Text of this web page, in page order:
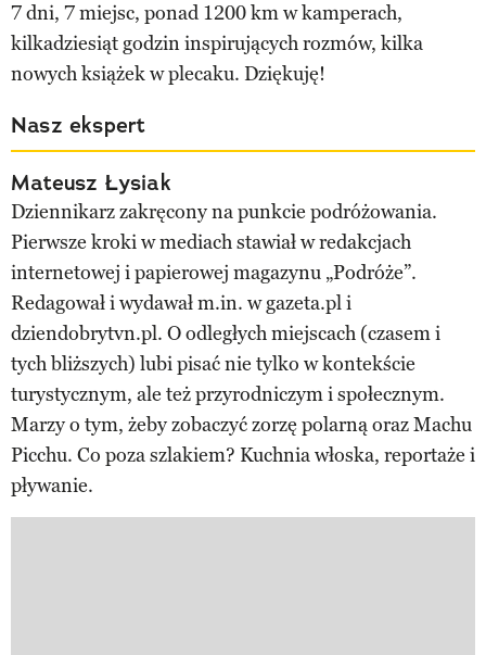
7 dni, 7 miejsc, ponad 1200 km w kamperach,
kilkadziesiąt godzin inspirujących rozmów, kilka
nowych książek w plecaku. Dziękuję!
Nasz ekspert
Mateusz Łysiak
Dziennikarz zakręcony na punkcie podróżowania.
Pierwsze kroki w mediach stawiał w redakcjach
internetowej i papierowej magazynu „Podróże”.
Redagował i wydawał m.in. w gazeta.pl i
dziendobrytvn.pl. O odległych miejscach (czasem i
tych bliższych) lubi pisać nie tylko w kontekście
turystycznym, ale też przyrodniczym i społecznym.
Marzy o tym, żeby zobaczyć zorzę polarną oraz Machu
Picchu. Co poza szlakiem? Kuchnia włoska, reportaże i
pływanie.